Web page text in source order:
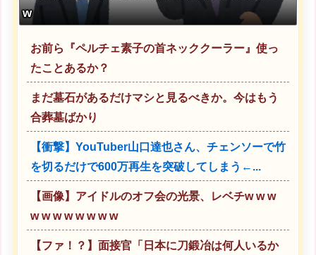
w
お前ら『ペルチェ素子の首ネッククーラー』使っ
たことあるか？
まだ墓石があるだけマシと見るべきか。今はもう
合葬墓ばかり
【衝撃】YouTuber山口達也さん、チェンソーで竹
を切るだけで600万再生を突破してしまう←...
【画像】アイドルのオフ会の光景、レベチw w w
w w w w w w w w
【ファ！？】面接官「日本に刀鍛冶は何人いるか